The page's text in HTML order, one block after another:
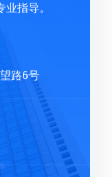
指导。
路6号